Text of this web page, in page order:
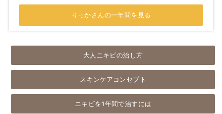
りっかさんの一年間を見る
大人ニキビの治し方
スキンケアコンセプト
ニキビを1年間で治すには